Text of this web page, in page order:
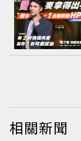
相關新聞